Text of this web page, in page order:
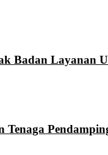
Badan Layanan
Tenaga